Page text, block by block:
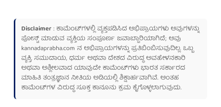
Disclaimer: ಕಾಮೆಂಟ್‌ಗಳಲ್ಲಿ ವ್ಯಕ್ತಪಡಿಸಿದ ಅಭಿಪ್ರಾಯಗಳು ಅವುಗಳನ್ನು
ಪೋಸ್ಟ್ ಮಾಡುವ ವ್ಯಕ್ತಿಯ ಸಂಪೂರ್ಣ ಜವಾಬ್ದಾರಿಯಾಗಿದೆ; ಅವು
kannadaprabha.com ನ ಅಭಿಪ್ರಾಯಗಳನ್ನು ಪ್ರತಿಬಿಂಬಿಸುವುದಿಲ್ಲ. ಒಬ್ಬ
ವ್ಯಕ್ತಿ, ಸಮುದಾಯ, ಧರ್ಮ ಅಥವಾ ದೇಶದ ವಿರುದ್ಧ ಅವಹೇಳನಕಾರಿ
ಅಥವಾ ಅಶ್ಲೀಲವಾದ ಯಾವುದೇ ಕಾಮೆಂಟ್‌ಗಳು ಭಾರತ ಸರ್ಕಾರದ
ಮಾಹಿತಿ ತಂತ್ರಜ್ಞಾನ ನೀತಿಯ ಅಡಿಯಲ್ಲಿ ಶಿಕ್ಷಾರ್ಹವಾಗಿವೆ. ಅಂತಹ
ಕಾಮೆಂಟ್‌ಗಳ ವಿರುದ್ಧ ಸೂಕ್ತ ಕಾನೂನು ಕ್ರಮ ಕೈಗೊಳ್ಳಲಾಗುವುದು.